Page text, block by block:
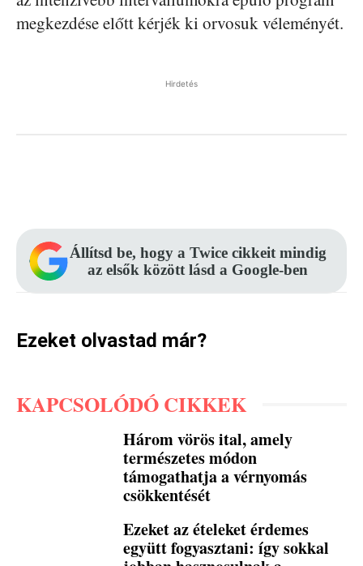
megkezdése előtt kérjék ki orvosuk véleményét.
Hirdetés
Állítsd be, hogy a Twice cikkeit mindig
az elsők között lásd a Google-ben
Ezeket olvastad már?
KAPCSOLÓDÓ CIKKEK
Három vörös ital, amely
természetes módon
támogathatja a vérnyomás
csökkentését
Ezeket az ételeket érdemes
együtt fogyasztani: így sokkal